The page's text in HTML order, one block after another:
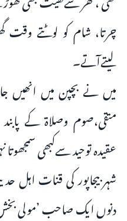
چرتا، شام کو لوٹتے
لیتےآتے۔
میں نے بچپن میں انھیں
متقی،صوم وصلاۃ کے
عقیدہ توحید سےکبھی سمجھوتا
شہر بیجاپور کی قنات اہل
دنوں ایک صاحب ’مولی